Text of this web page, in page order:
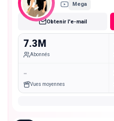
Mega
Obtenir l'e-mail
7.3M
Abonnés
-
Vues moyennes